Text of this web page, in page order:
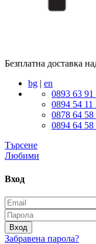
Безплатна доставка
bg | en
0893 63 91
0894 54 11
0878 64 58
0894 64 58
Търсене
Любими
Вход
Вход
Забравена парола?